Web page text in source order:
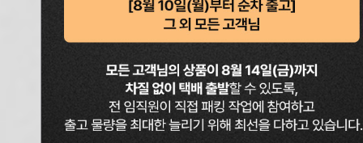
스노우 시
더 시원해